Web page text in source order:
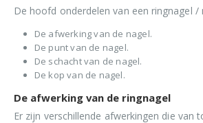
De hoofd onderdelen van een ringnagel /
De afwerking van de nagel.
De punt van de nagel.
De schacht van de nagel.
De kop van de nagel.
De afwerking van de ringnagel
Er zijn verschillende afwerkingen die van